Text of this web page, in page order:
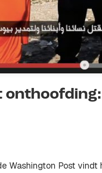
Washington Post vindt